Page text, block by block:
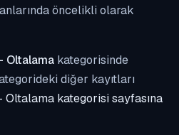
öncelikli olarak
Oltalama kategorisinde
diğer kayıtları
Oltalama kategorisi sayfasına